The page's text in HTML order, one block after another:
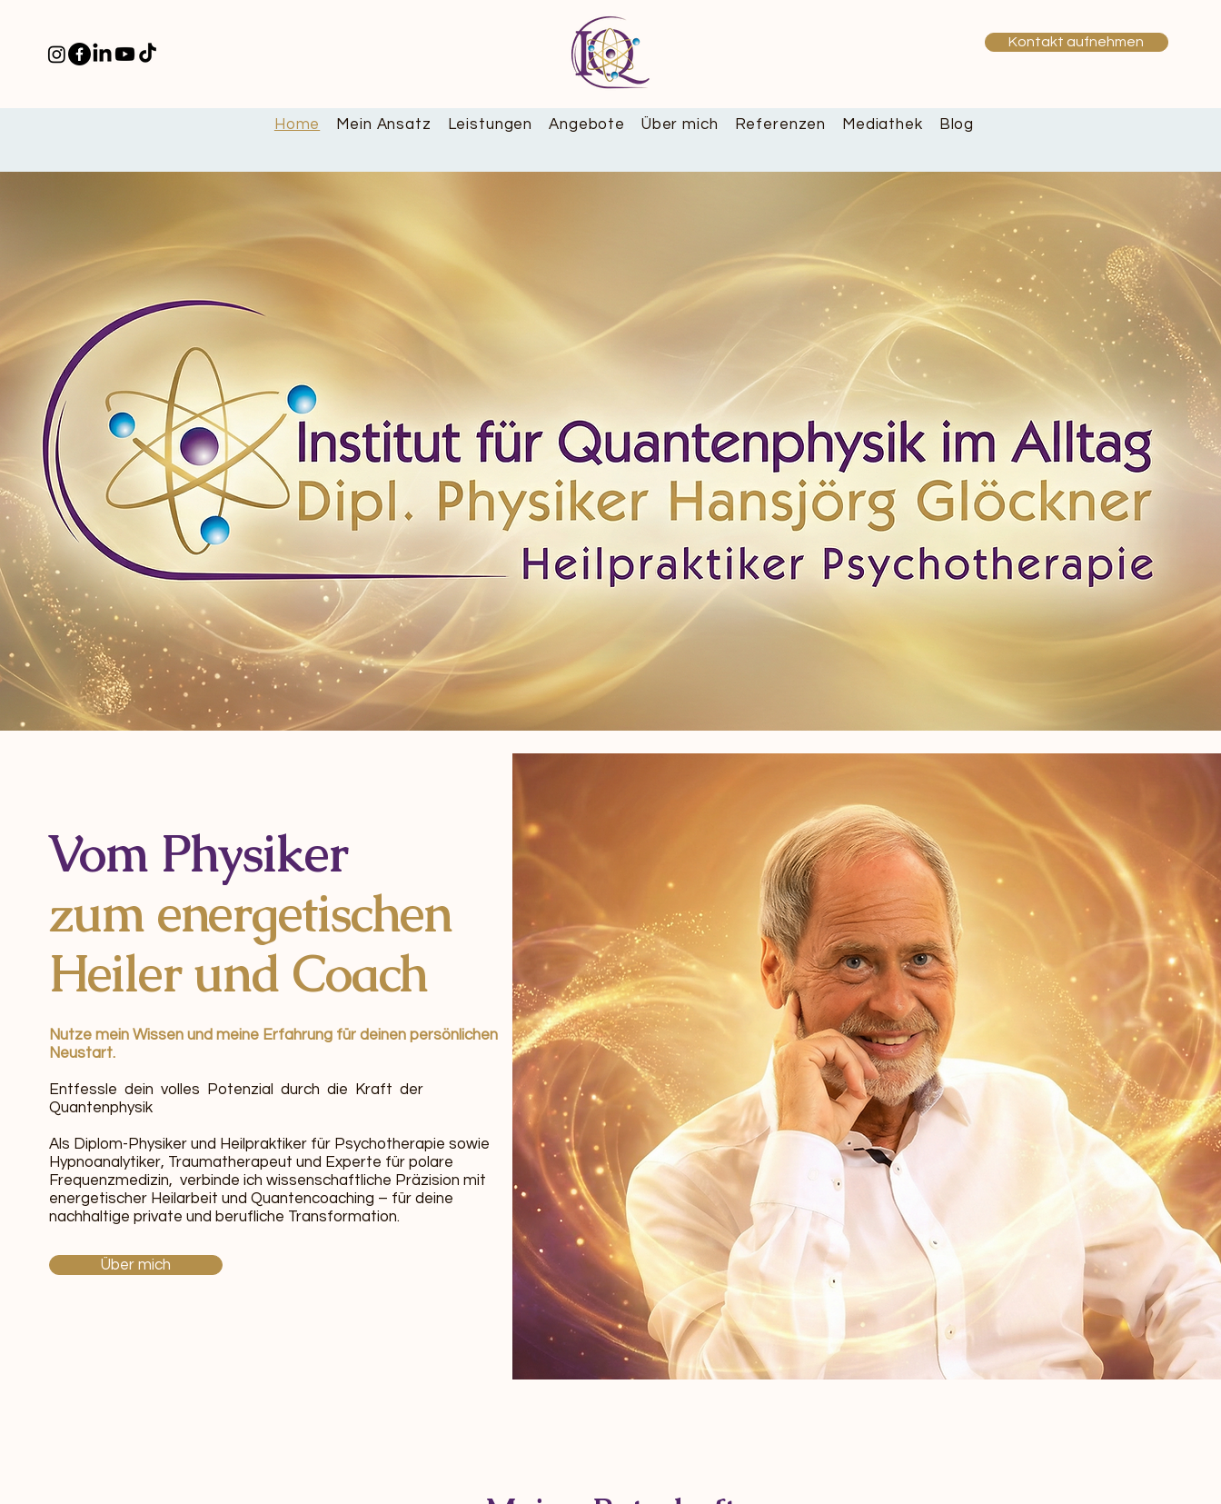
Kontakt aufnehmen
Home Mein Ansatz Leistungen Angebote Über mich Referenzen Mediathek Blog
Vom Physiker
zum energetischen
Heiler und Coach
Nutze mein Wissen und meine Erfahrung für deinen persönlichen
Neustart.
Entfessle dein volles Potenzial durch die Kraft der
Quantenphysik
Als Diplom-Physiker und Heilpraktiker für Psychotherapie sowie
Hypnoanalytiker, Traumatherapeut und Experte für polare
Frequenzmedizin, verbinde ich wissenschaftliche Präzision mit
energetischer Heilarbeit und Quantencoaching – für deine
nachhaltige private und berufliche Transformation.
Über mich